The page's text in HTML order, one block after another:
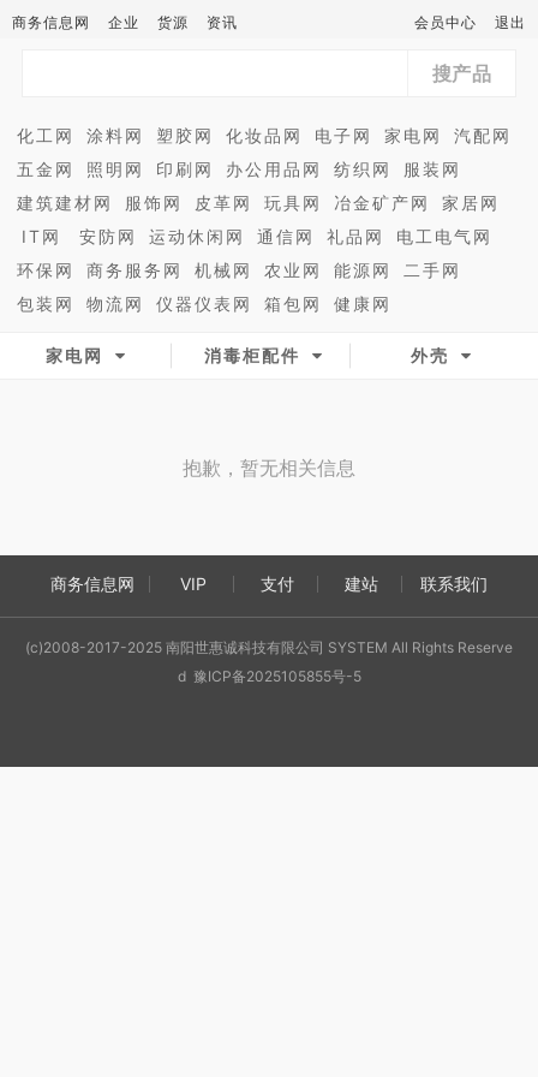
商务信息网 企业 货源 资讯 会员中心 退出
搜产品
化工网 涂料网 塑胶网 化妆品网 电子网 家电网
汽配网
五金网
照明网 印刷网 办公用品网 纺织网
服装网
建筑建材网
服饰网 皮革网 玩具网 冶金矿产网
家居网
IT网
安防网 运动休闲网 通信网 礼品网
电工电气网
环保网
商务服务网 机械网 农业网 能源网
二手网
包装网
物流网 仪器仪表网 箱包网 健康网
家电网 消毒柜配件 外壳
抱歉，暂无相关信息
商务信息网 VIP 支付 建站 联系我们
(c)2008-2017-2025 南阳世惠诚科技有限公司 SYSTEM All Rights Reserve
d 豫ICP备2025105855号-5